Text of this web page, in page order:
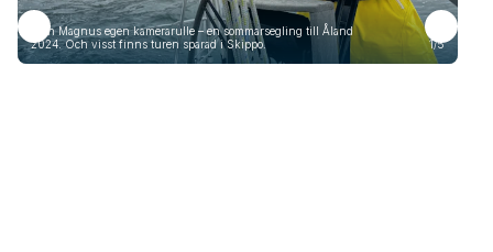
Från Magnus egen kamerarulle – en sommarsegling till Åland
2024. Och visst finns turen sparad i Skippo.
1/5